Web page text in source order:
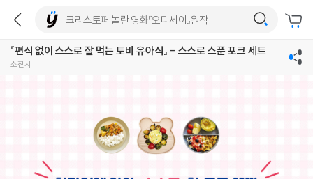
『편식 없이 스스로 잘 먹는 토비 유아식』 - 스스로 스푼 포크 세트
소진시